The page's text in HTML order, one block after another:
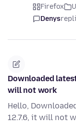
Firefox
Denys
Downloaded
will not work
Hello,
12.7.6, it will not